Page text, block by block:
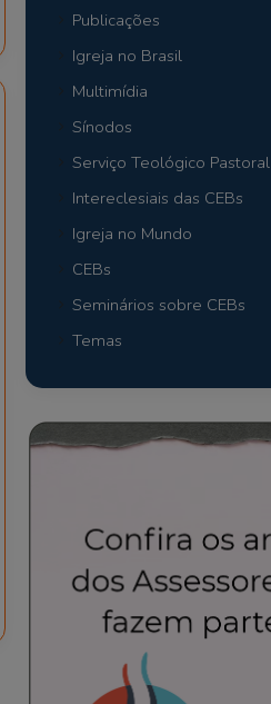
Publicações
Igreja no Brasil
Multimídia
Sínodos
Serviço Teológico Pastoral
Intereclesiais das CEBs
Igreja no Mundo
CEBs
Seminários sobre CEBs
Temas